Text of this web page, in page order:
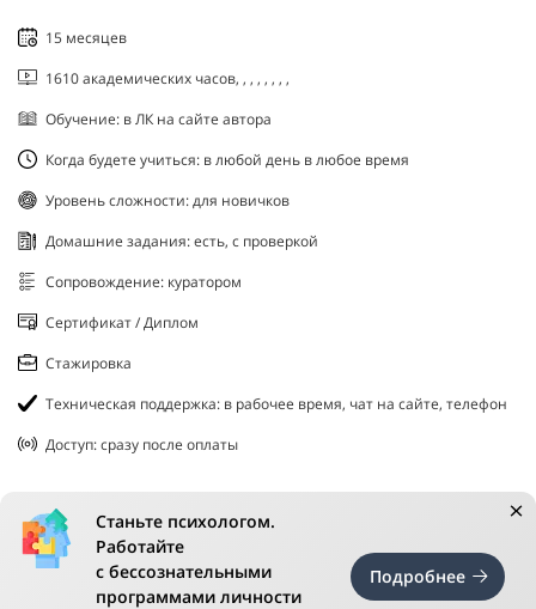
15 месяцев
1610 академических часов, , , , , , , ,
Обучение: в ЛК на сайте автора
Когда будете учиться: в любой день в любое время
Уровень сложности: для новичков
Домашние задания: есть, с проверкой
Сопровождение: куратором
Сертификат / Диплом
Стажировка
Техническая поддержка: в рабочее время, чат на сайте, телефон
Доступ: сразу после оплаты
Станьте психологом.
Работайте
с бессознательными
программами личности
Подробнее